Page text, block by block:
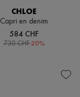
CHLOE
Capri en denim
584 CHF
730 CHF-20%